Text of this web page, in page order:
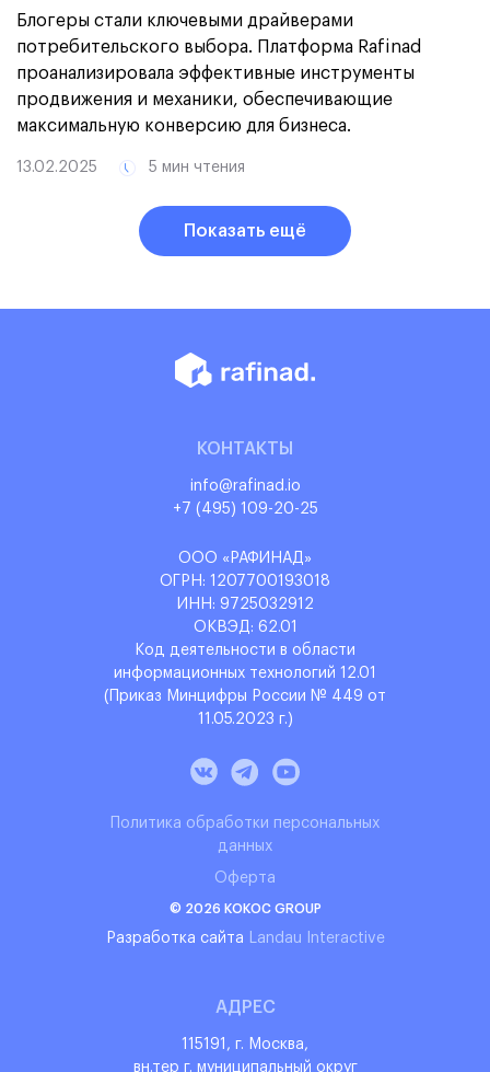
Блогеры стали ключевыми драйверами
потребительского выбора. Платформа Rafinad
проанализировала эффективные инструменты
продвижения и механики, обеспечивающие
максимальную конверсию для бизнеса.
13.02.2025 5 мин чтения
Показать ещё
КОНТАКТЫ
info@rafinad.io
+7 (495) 109-20-25
ООО «РАФИНАД»
ОГРН: 1‌207700193018
ИНН: 9‌725032912
ОКВЭД: 6‌2.01
Код деятельности в области
информационных технологий 12.01
(Приказ Минцифры России № 449 от
11.05.2023 г.)
Политика обработки персональных
данных
Оферта
© 2026 KOKOC GROUP
Разработка сайта Landau Interactive
АДРЕС
115191, г. Москва,
вн.тер г. муниципальный округ